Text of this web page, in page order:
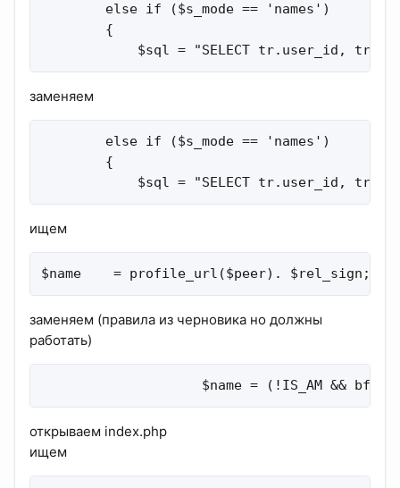
        else if ($s_mode == 'names')
        {
$sql = "SELECT tr.user_id,
заменяем
        else if ($s_mode == 'names')
        {
$sql = "SELECT tr.user_id,
ищем
$name    = profile_url($peer). $rel_sign;
заменяем (правила из черновика но должны
работать)
$name = (!IS_AM &&
открываем index.php
ищем